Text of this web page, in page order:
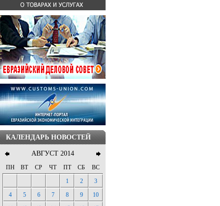
КАЛЕНДАРЬ НОВОСТЕЙ
АВГУСТ 2014
ПН ВТ СР ЧТ ПТ СБ
ВС
1
2
3
4
5 6 7 8 9
10